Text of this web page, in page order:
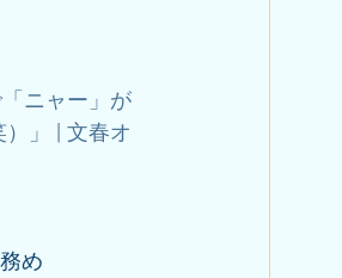
ニャー」が
」 | 文春オ
め